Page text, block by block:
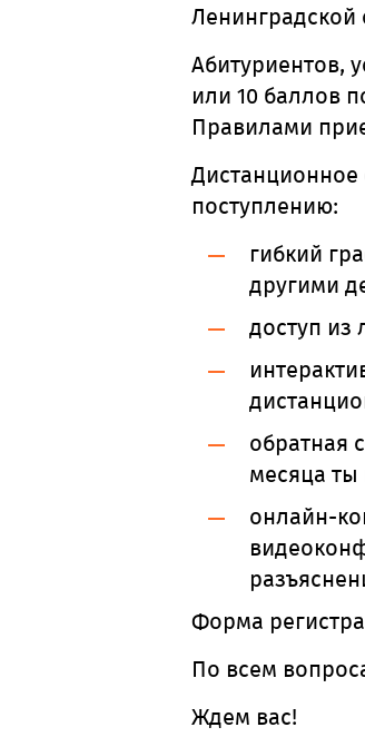
Ленинградской
Абитуриентов,
или 10 баллов
Правилами
Дистанционное
поступлению:
гибкий
другими
доступ из
обратная
месяца ты
онлайн-
Форма
По всем
Ждем вас!